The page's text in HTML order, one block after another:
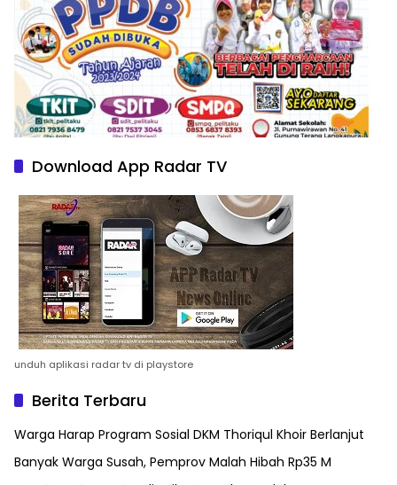
Download App Radar TV
unduh aplikasi radar tv di playstore
Berita Terbaru
Warga Harap Program Sosial DKM Thoriqul Khoir Berlanjut
Banyak Warga Susah, Pemprov Malah Hibah Rp35 M